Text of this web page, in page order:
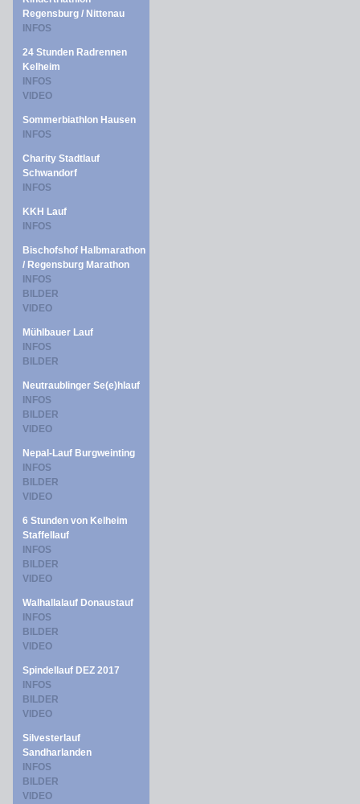
Regensburg / Nittenau
INFOS
24 Stunden Radrennen
Kelheim
INFOS
VIDEO
Sommerbiathlon Hausen
INFOS
Charity Stadtlauf
Schwandorf
INFOS
KKH Lauf
INFOS
Bischofshof Halbmarathon
/ Regensburg Marathon
INFOS
BILDER
VIDEO
Mühlbauer Lauf
INFOS
BILDER
Neutraublinger Se(e)hlauf
INFOS
BILDER
VIDEO
Nepal-Lauf Burgweinting
INFOS
BILDER
VIDEO
6 Stunden von Kelheim
Staffellauf
INFOS
BILDER
VIDEO
Walhallalauf Donaustauf
INFOS
BILDER
VIDEO
Spindellauf DEZ 2017
INFOS
BILDER
VIDEO
Silvesterlauf
Sandharlanden
INFOS
BILDER
VIDEO